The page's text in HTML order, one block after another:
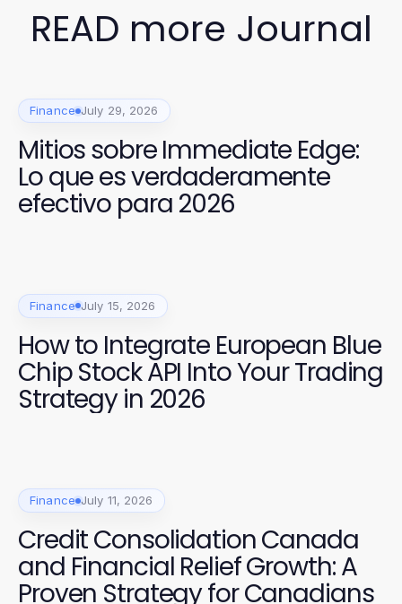
READ more Journal
Finance July 29, 2026
Mitios sobre Immediate Edge:
Lo que es verdaderamente
efectivo para 2026
Finance July 15, 2026
How to Integrate European Blue
Chip Stock API Into Your Trading
Strategy in 2026
Finance July 11, 2026
Credit Consolidation Canada
and Financial Relief Growth: A
Proven Strategy for Canadians